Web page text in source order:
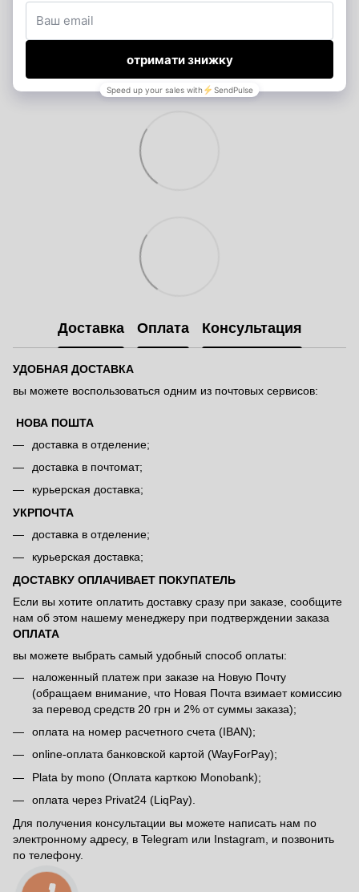
Доставка Оплата Консультация
УДОБНАЯ ДОСТАВКА
вы можете воспользоваться одним из почтовых сервисов:
НОВА ПОШТА
доставка в отделение;
доставка в почтомат;
курьерская доставка;
УКРПОЧТА
доставка в отделение;
курьерская доставка;
ДОСТАВКУ ОПЛАЧИВАЕТ ПОКУПАТЕЛЬ
Если вы хотите оплатить доставку сразу при заказе, сообщите
нам об этом нашему менеджеру при подтверждении заказа
ОПЛАТА
вы можете выбрать самый удобный способ оплаты:
наложенный платеж при заказе на Новую Почту
(обращаем внимание, что Новая Почта взимает комиссию
за перевод средств 20 грн и 2% от суммы заказа);
оплата на номер расчетного счета (IBAN);
online-оплата банковской картой (WayForPay);
Plata by mono (Оплата карткою Monobank);
оплата через Privat24 (LiqPay).
Для получения консультации вы можете написать нам по
электронному адресу, в Telegram или Instagram, и позвонить
по телефону.